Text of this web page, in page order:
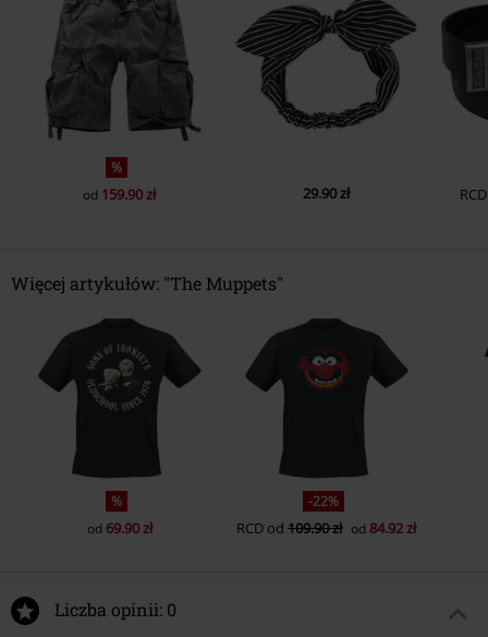
%
od 159.90 zł 29.90 zł RCD
Więcej artykułów: "The Muppets"
%
od 69.90 zł
-22%
RCD od109.90 zł od 84.92 zł
Liczba opinii: 0